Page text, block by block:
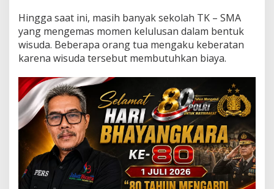
a
s
i
S
t
e
m
P
e
m
b
a
Hingga saat ini, masih banyak sekolah TK – SMA
yang mengemas momen kelulusan dalam bentuk
wisuda. Beberapa orang tua mengaku keberatan
karena wisuda tersebut membutuhkan biaya.